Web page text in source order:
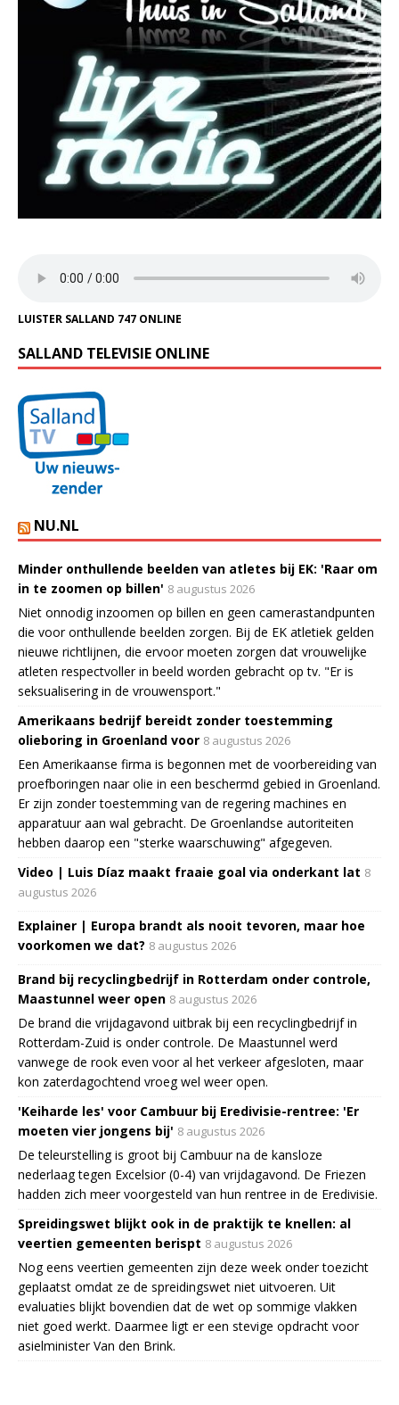
LUISTER SALLAND 747 ONLINE
SALLAND TELEVISIE ONLINE
NU.NL
Minder onthullende beelden van atletes bij EK: 'Raar om
in te zoomen op billen' 8 augustus 2026
Niet onnodig inzoomen op billen en geen camerastandpunten
die voor onthullende beelden zorgen. Bij de EK atletiek gelden
nieuwe richtlijnen, die ervoor moeten zorgen dat vrouwelijke
atleten respectvoller in beeld worden gebracht op tv. "Er is
seksualisering in de vrouwensport."
Amerikaans bedrijf bereidt zonder toestemming
olieboring in Groenland voor 8 augustus 2026
Een Amerikaanse firma is begonnen met de voorbereiding van
proefboringen naar olie in een beschermd gebied in Groenland.
Er zijn zonder toestemming van de regering machines en
apparatuur aan wal gebracht. De Groenlandse autoriteiten
hebben daarop een "sterke waarschuwing" afgegeven.
Video | Luis Díaz maakt fraaie goal via onderkant lat 8
augustus 2026
Explainer | Europa brandt als nooit tevoren, maar hoe
voorkomen we dat? 8 augustus 2026
Brand bij recyclingbedrijf in Rotterdam onder controle,
Maastunnel weer open 8 augustus 2026
De brand die vrijdagavond uitbrak bij een recyclingbedrijf in
Rotterdam-Zuid is onder controle. De Maastunnel werd
vanwege de rook even voor al het verkeer afgesloten, maar
kon zaterdagochtend vroeg wel weer open.
'Keiharde les' voor Cambuur bij Eredivisie-rentree: 'Er
moeten vier jongens bij' 8 augustus 2026
De teleurstelling is groot bij Cambuur na de kansloze
nederlaag tegen Excelsior (0-4) van vrijdagavond. De Friezen
hadden zich meer voorgesteld van hun rentree in de Eredivisie.
Spreidingswet blijkt ook in de praktijk te knellen: al
veertien gemeenten berispt 8 augustus 2026
Nog eens veertien gemeenten zijn deze week onder toezicht
geplaatst omdat ze de spreidingswet niet uitvoeren. Uit
evaluaties blijkt bovendien dat de wet op sommige vlakken
niet goed werkt. Daarmee ligt er een stevige opdracht voor
asielminister Van den Brink.